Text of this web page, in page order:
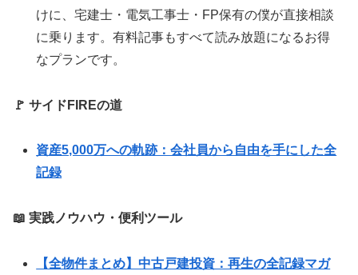
けに、宅建士・電気工事士・FP保有の僕が直接相談
に乗ります。有料記事もすべて読み放題になるお得
なプランです。
🚩 サイドFIREの道
資産5,000万への軌跡：会社員から自由を手にした全
記録
📖 実践ノウハウ・便利ツール
【全物件まとめ】中古戸建投資：再生の全記録マガ